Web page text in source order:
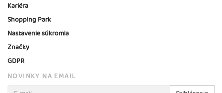
Kariéra
Shopping Park
Nastavenie súkromia
Značky
GDPR
NOVINKY NA EMAIL